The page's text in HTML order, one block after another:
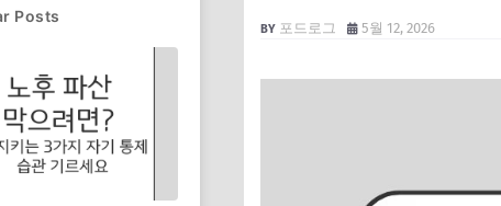
포드로그 5월 12, 2026
Posts